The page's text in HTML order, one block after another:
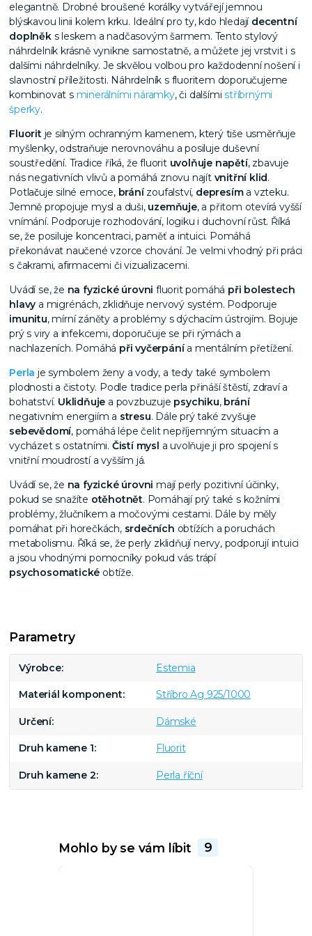
elegantně. Drobné broušené korálky vytvářejí jemnou
blýskavou linii kolem krku. Ideální pro ty, kdo hledají decentní
doplněks leskem a nadčasovým šarmem. Tento stylový
náhrdelník krásně vynikne samostatně, a můžete jej vrstvit i s
dalšími náhrdelníky. Je skvělou volbou pro každodenní nošení i
slavnostní příležitosti. Náhrdelník s fluoritem doporučujeme
kombinovat s minerálními náramky, či dalšímistříbrnými
šperky.
Fluoritje silným ochranným kamenem, který tiše usměrňuje
myšlenky, odstraňuje nerovnováhu a posiluje duševní
soustředění. Tradice říká, že fluorit uvolňuje napětí, zbavuje
nás negativních vlivů a pomáhá znovu najít vnitřní klid.
Potlačuje silné emoce, bránízoufalství, depresíma vzteku.
Jemně propojuje mysl a duši, uzemňuje, a přitom otevírá vyšší
vnímání. Podporuje rozhodování, logiku i duchovní růst. Říká
se, že posiluje koncentraci, paměť a intuici. Pomáhá
překonávat naučenévzorce chování. Je velmi vhodný při práci
s čakrami, afirmacemi či vizualizacemi.
Uvádí se, že na fyzické úrovni fluorit pomáhá při bolestech
hlavy a migrénách, zklidňuje nervový systém. Podporuje
imunitu, mírní záněty a problémy s dýchacím ústrojím. Bojuje
prý s viry a infekcemi, doporučuje se při rýmách a
nachlazeních. Pomáhá při vyčerpánía mentálním přetížení.
Perla je symbolem ženy a vody, a tedy také symbolem
plodnosti a čistoty. Podle tradice perla přináší štěstí, zdraví a
bohatství. Uklidňuje a povzbuzuje psychiku, brání
negativním energiím a stresu. Dále prý také zvyšuje
sebevědomí, pomáhá lépe čelit nepříjemným situacím a
vycházet s ostatními. Čistí mysl a uvolňuje ji pro spojení s
vnitřní moudrostí a vyšším já.
Uvádí se, že na fyzické úrovni mají perly pozitivní účinky,
pokud se snažíte otěhotnět. Pomáhají prý také s kožními
problémy, žlučníkem a močovými cestami. Dále by měly
pomáhat při horečkách, srdečních obtížích a poruchách
metabolismu. Říká se, že perly zklidňují nervy, podporují intuici
a jsou vhodnými pomocníky pokud vás trápí
psychosomatické obtíže.
Parametry
Výrobce Estemia
Materiál komponent Stříbro Ag 925/1000
Určení Dámské
Druh kamene 1 Fluorit
Druh kamene 2 Perla říční
Mohlo by se vám líbit 9